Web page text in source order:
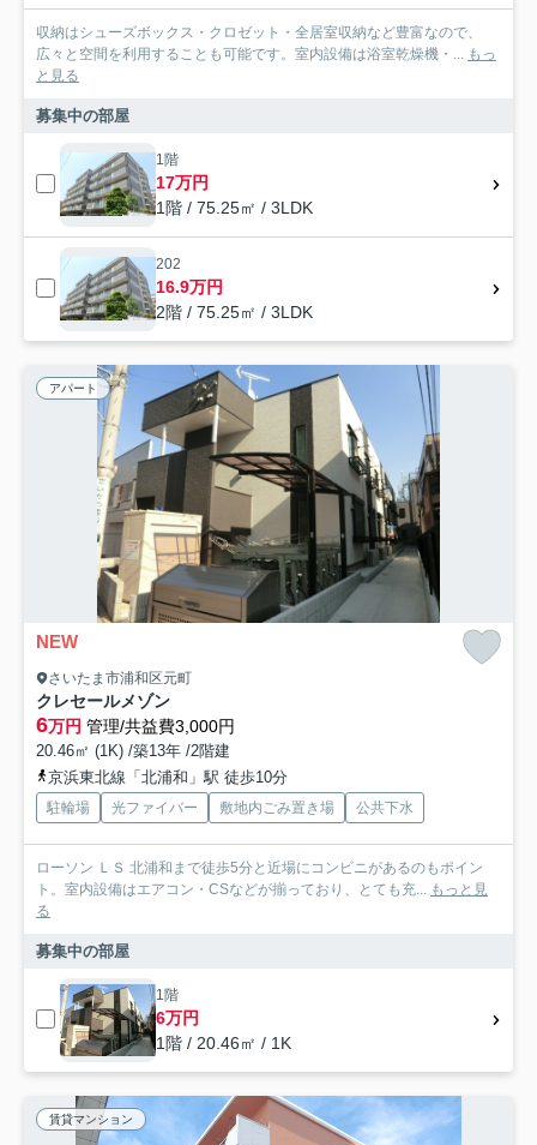
収納はシューズボックス・クロゼット・全居室収納など豊富なので、
広々と空間を利用することも可能です。室内設備は浴室乾燥機・...
もっ
と見る
募集中の部屋
1階
17万円
1階 / 75.25㎡ / 3LDK
202
16.9万円
2階 / 75.25㎡ / 3LDK
アパート
NEW
さいたま市浦和区元町
クレセールメゾン
6万円 管理/共益費3,000円
20.46㎡ (1K) /築13年 /2階建
京浜東北線「北浦和」駅 徒歩10分
駐輪場 光ファイバー 敷地内ごみ置き場 公共下水
ローソン ＬＳ 北浦和まで徒歩5分と近場にコンビニがあるのもポイン
ト。室内設備はエアコン・CSなどが揃っており、とても充...
もっと見
る
募集中の部屋
1階
6万円
1階 / 20.46㎡ / 1K
賃貸マンション